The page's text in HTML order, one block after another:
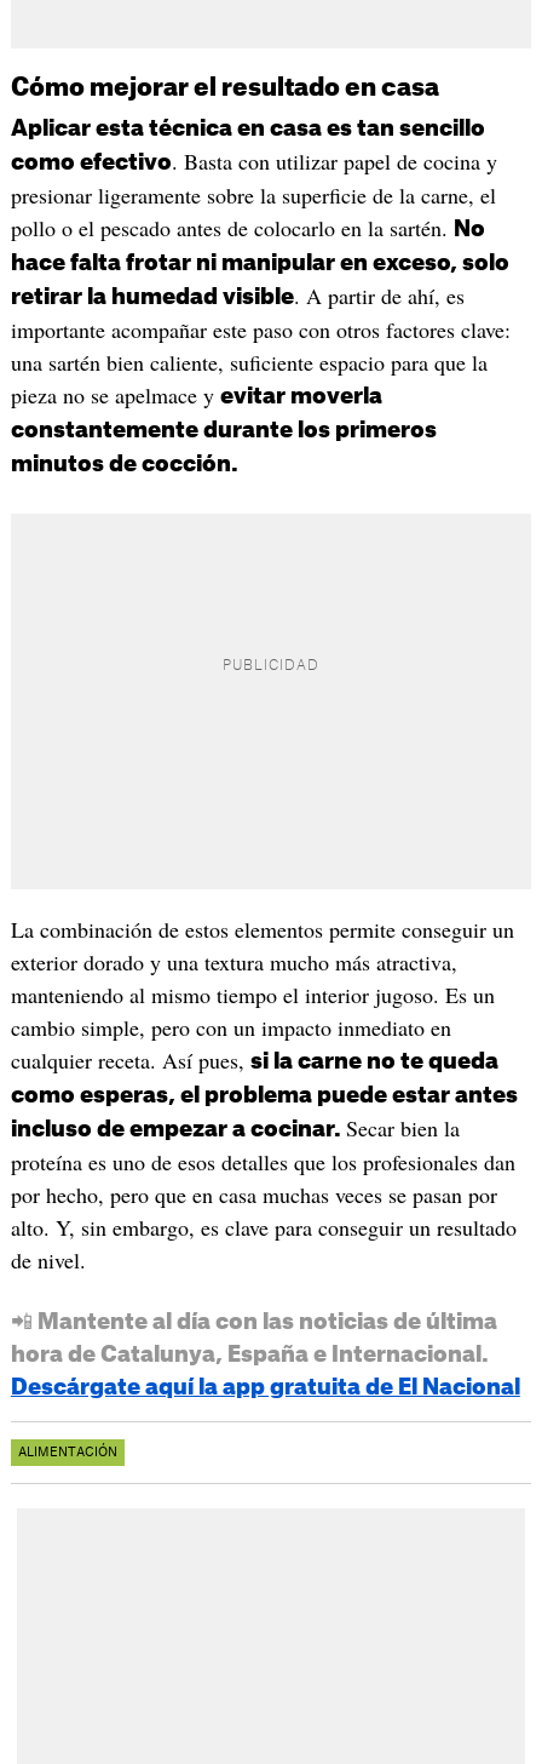
Cómo mejorar el resultado en casa
Aplicar esta técnica en casa es tan sencillo
como efectivo. Basta con utilizar papel de cocina y
presionar ligeramente sobre la superficie de la carne, el
pollo o el pescado antes de colocarlo en la sartén.
No
hace falta frotar ni manipular en exceso, solo
retirar la humedad visible. A partir de ahí, es
importante acompañar este paso con otros factores clave:
una sartén bien caliente, suficiente espacio para que la
pieza no se apelmace y evitar moverla
constantemente durante los primeros
minutos de cocción.
La combinación de estos elementos permite conseguir un
exterior dorado y una textura mucho más atractiva,
manteniendo al mismo tiempo el interior jugoso. Es un
cambio simple, pero con un impacto inmediato en
cualquier receta. Así pues, si la carne no te queda
como esperas, el problema puede estar antes
incluso de empezar a cocinar. Secar bien la
proteína es uno de esos detalles que los profesionales dan
por hecho, pero que en casa muchas veces se pasan por
alto. Y, sin embargo, es clave para conseguir un resultado
de nivel.
📲 Mantente al día con las noticias de última
hora de Catalunya, España e Internacional.
Descárgate aquí la app gratuita de El Nacional
ALIMENTACIÓN